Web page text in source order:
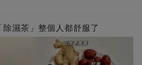
濕茶」整個人都舒服了